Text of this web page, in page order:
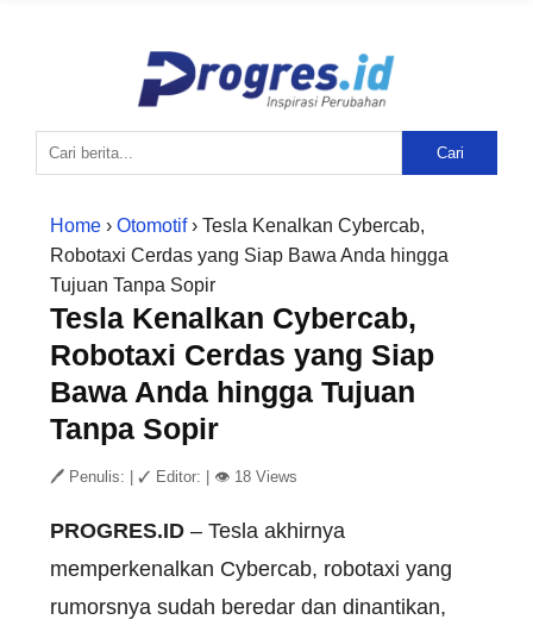
Cari
Home › Otomotif› Tesla Kenalkan Cybercab,
Robotaxi Cerdas yang Siap Bawa Anda hingga
Tujuan Tanpa Sopir
Tesla Kenalkan Cybercab,
Robotaxi Cerdas yang Siap
Bawa Anda hingga Tujuan
Tanpa Sopir
🖊 Penulis: ✓ Editor: 👁 18 Views
PROGRES.ID – Tesla akhirnya
memperkenalkan Cybercab, robotaxi yang
rumorsnya sudah beredar dan dinantikan,